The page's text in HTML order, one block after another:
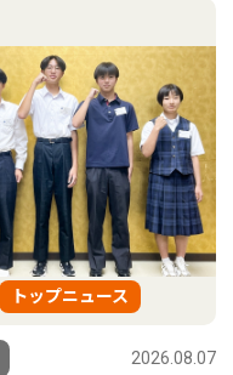
トップニュース
2026.08.07